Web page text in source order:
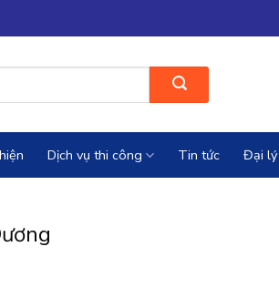
Dịch vụ thi công Tin tức Đại lý